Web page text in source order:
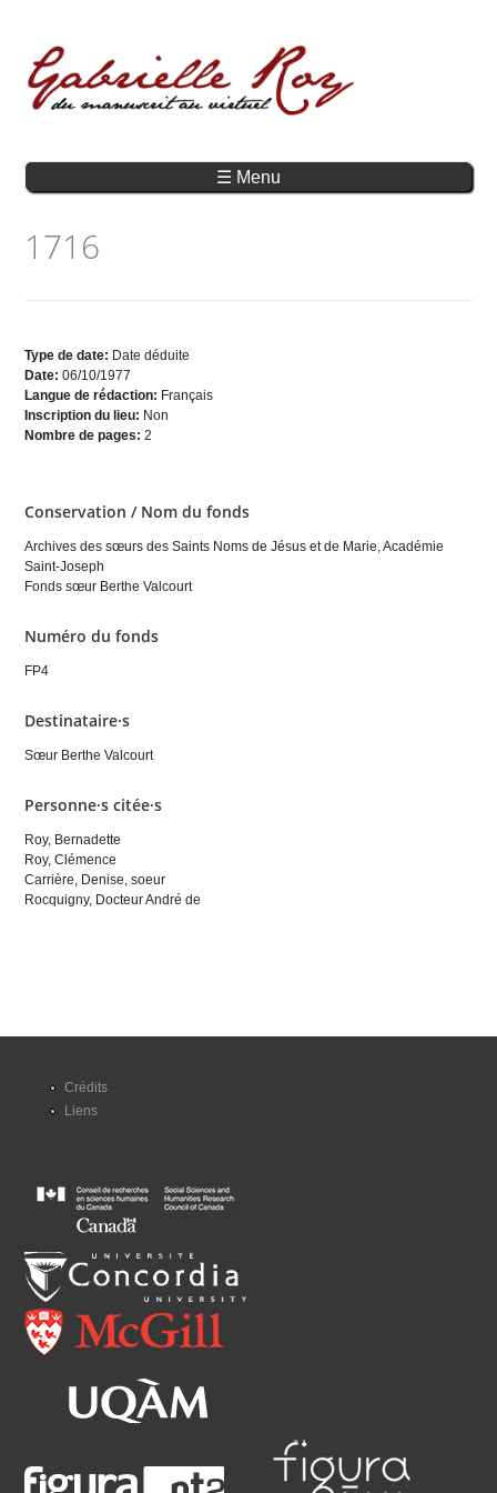
☰ Menu
1716
Type de date: Date déduite
Date:06/10/1977
Langue de rédaction: Français
Inscription du lieu: Non
Nombre de pages:2
Conservation / Nom du fonds
Archives des sœurs des Saints Noms de Jésus et de Marie, Académie
Saint-Joseph
Fonds sœur Berthe Valcourt
Numéro du fonds
FP4
Destinataire·s
Sœur Berthe Valcourt
Personne·s citée·s
Roy, Bernadette
Roy, Clémence
Carrière, Denise, soeur
Rocquigny, Docteur André de
Crédits
Liens